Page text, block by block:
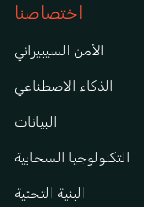
اختصاصنا
الأمن السيبيراني
الذكاء الاصطناعي
البيانات
التكنولوجيا السحابية
البنية التحتية